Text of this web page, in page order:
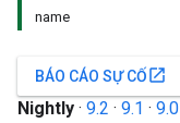
name
BÁO CÁO SỰ CỐopen_in_new
Nightly · 9.2 · 9.1 · 9.0